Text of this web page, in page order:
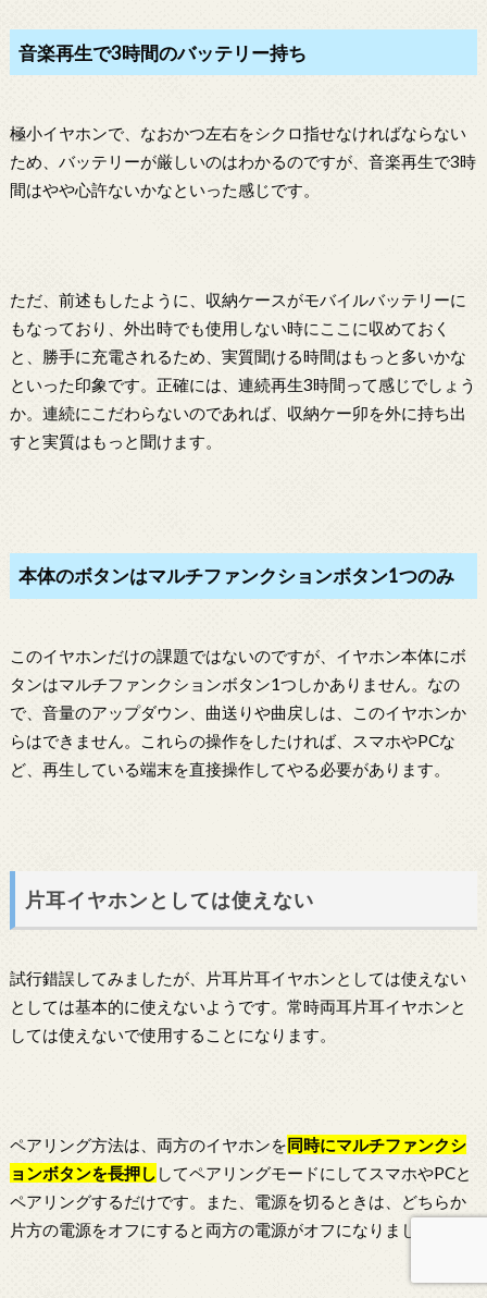
音楽再生で3時間のバッテリー持ち
極小イヤホンで、なおかつ左右をシクロ指せなければならない
ため、バッテリーが厳しいのはわかるのですが、音楽再生で3時
間はやや心許ないかなといった感じです。
ただ、前述もしたように、収納ケースがモバイルバッテリーに
もなっており、外出時でも使用しない時にここに収めておく
と、勝手に充電されるため、実質聞ける時間はもっと多いかな
といった印象です。正確には、連続再生3時間って感じでしょう
か。連続にこだわらないのであれば、収納ケー卯を外に持ち出
すと実質はもっと聞けます。
本体のボタンはマルチファンクションボタン1つのみ
このイヤホンだけの課題ではないのですが、イヤホン本体にボ
タンはマルチファンクションボタン1つしかありません。なの
で、音量のアップダウン、曲送りや曲戻しは、このイヤホンか
らはできません。これらの操作をしたければ、スマホやPCな
ど、再生している端末を直接操作してやる必要があります。
片耳イヤホンとしては使えない
試行錯誤してみましたが、片耳片耳イヤホンとしては使えない
としては基本的に使えないようです。常時両耳片耳イヤホンと
しては使えないで使用することになります。
ペアリング方法は、両方のイヤホンを同時にマルチファンクシ
ョンボタンを長押し してペアリングモードにしてスマホやPCと
ペアリングするだけです。また、電源を切るときは、どちらか
片方の電源をオフにすると両方の電源がオフになりました。